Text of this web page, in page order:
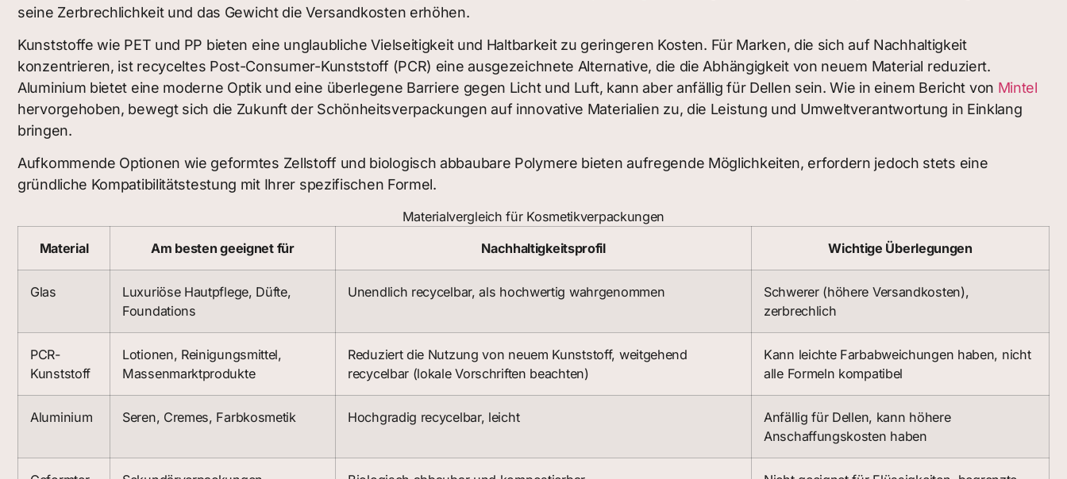
seine Zerbrechlichkeit und das Gewicht die Versandkosten erhöhen.
Kunststoffe wie PET und PP bieten eine unglaubliche Vielseitigkeit und Haltbarkeit zu geringeren Kosten. Für Marken, die sich auf Nachhaltigkeit
konzentrieren, ist recyceltes Post-Consumer-Kunststoff (PCR) eine ausgezeichnete Alternative, die die Abhängigkeit von neuem Material reduziert.
Aluminium bietet eine moderne Optik und eine überlegene Barriere gegen Licht und Luft, kann aber anfällig für Dellen sein. Wie in einem Bericht von Mintel
hervorgehoben, bewegt sich die Zukunft der Schönheitsverpackungen auf innovative Materialien zu, die Leistung und Umweltverantwortung in Einklang
bringen.
Aufkommende Optionen wie geformtes Zellstoff und biologisch abbaubare Polymere bieten aufregende Möglichkeiten, erfordern jedoch stets eine
gründliche Kompatibilitätstestung mit Ihrer spezifischen Formel.
Materialvergleich für Kosmetikverpackungen
Material
Am besten geeignet für Nachhaltigkeitsprofil Wichtige Überlegungen
Glas
Luxuriöse Hautpflege, Düfte,
Foundations
Unendlich recycelbar, als hochwertig wahrgenommen
Schwerer (höhere Versandkosten),
zerbrechlich
PCR-
Kunststoff
Lotionen, Reinigungsmittel,
Massenmarktprodukte
Reduziert die Nutzung von neuem Kunststoff, weitgehend
recycelbar (lokale Vorschriften beachten)
Kann leichte Farbabweichungen haben, nicht
alle Formeln kompatibel
Aluminium Seren, Cremes, Farbkosmetik Hochgradig recycelbar, leicht
Anfällig für Dellen, kann höhere
Anschaffungskosten haben